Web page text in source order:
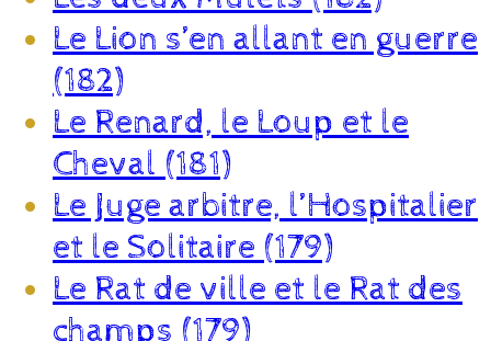
Le Lion s’en allant en guerre
(182)
Le Renard, le Loup et le
Cheval (181)
Le Juge arbitre, l’Hospitalier
et le Solitaire (179)
Le Rat de ville et le Rat des
champs (179)